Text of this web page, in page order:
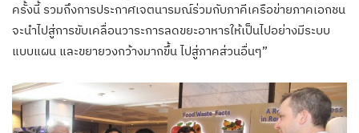
ครั้งนี้ รวมถึงการประกาศเจตนารมณ์ร่วมกับภาคีเครือข่ายภาคเอกชน
จะนำไปสู่การขับเคลื่อนวาระการลดขยะอาหารให้เป็นไปอย่างมีระบบ
แบบแผน และขยายวงกว้างมากขึ้น ไปสู่ภาคส่วนอื่นๆ”